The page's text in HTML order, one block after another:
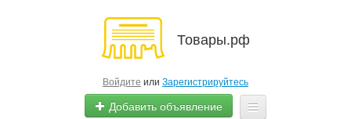
Товары.рф
Войдите или Зарегистрируйтесь
Добавить объявление